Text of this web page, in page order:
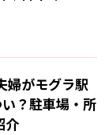
婦がモグラ駅
？駐車場・所
介